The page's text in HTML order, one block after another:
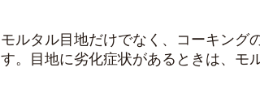
モルタル目地だけでなく、コーキング
す。目地に劣化症状があるときは、モ